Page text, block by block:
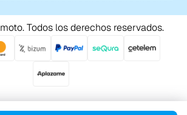
Todos los derechos reservados.